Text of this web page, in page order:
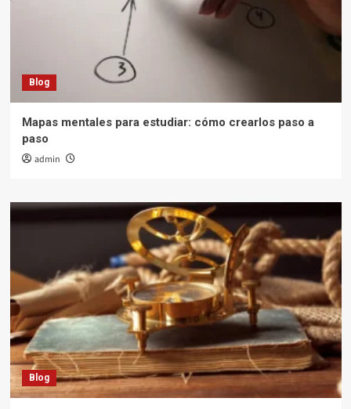
Blog
Mapas mentales para estudiar: cómo crearlos paso a
paso
admin
Blog